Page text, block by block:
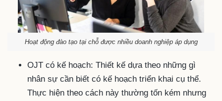
Hoạt động đào tạo tại chỗ được nhiều doanh nghiệp áp dụng
OJT có kế hoạch: Thiết kế dựa theo những gì
nhân sự cần biết có kế hoạch triển khai cụ thể.
Thực hiện theo cách này thường tốn kém nhưng